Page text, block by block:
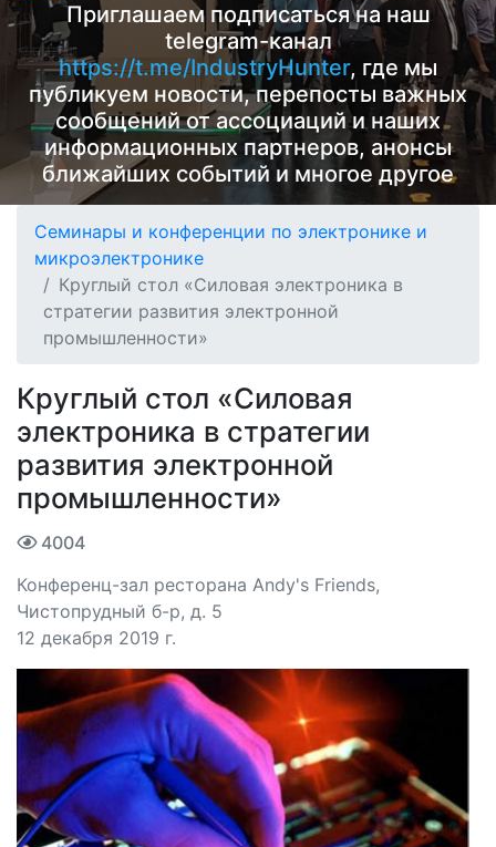
Приглашаем подписаться на наш
telegram-канал
https://t.me/IndustryHunter, где мы
публикуем новости, перепосты важных
сообщений от ассоциаций и наших
информационных партнеров, анонсы
ближайших событий и многое другое
Семинары и конференции по электронике и
микроэлектронике
Круглый стол «Силовая электроника в
стратегии развития электронной
промышленности»
Круглый стол «Силовая
электроника в стратегии
развития электронной
промышленности»
4004
Конференц-зал ресторана Andy's Friends,
Чистопрудный б-р, д. 5
12 декабря 2019 г.